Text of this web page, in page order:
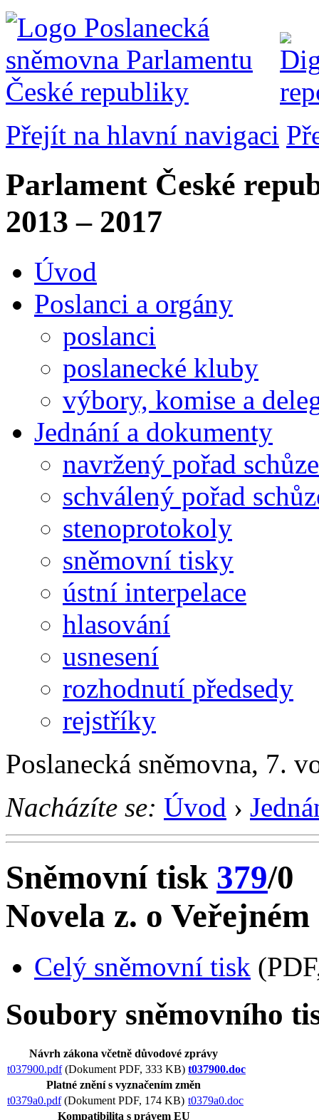
Přejít na hlavní navigaci
Parlament České
2013 – 2017
Úvod
Poslanci a orgány
poslanci
poslanecké kluby
výbory, komise a
Jednání a dokumenty
navržený pořad schůze
schválený pořad
stenoprotokoly
sněmovní tisky
ústní interpelace
hlasování
usnesení
rozhodnutí předsedy
rejstříky
Poslanecká sněmovna, 7.
Nacházíte se: Úvod ›
Sněmovní tisk 379/0
Novela z. o
Celý sněmovní tisk
Soubory sněmovního
Návrh zákona včetně důvodové zprávy
t037900.pdf(Dokument PDF, 333 KB) t037900.doc
Platné znění s vyznačením změn
t0379a0.pdf(Dokument PDF, 174 KB) t0379a0.doc
Kompatibilita s právem EU